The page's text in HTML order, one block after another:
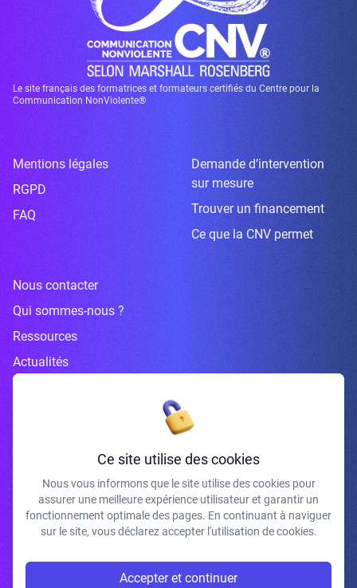
Le site français des formatrices et formateurs certifiés du Centre pour la
Communication NonViolente®
Mentions légales
RGPD
FAQ
Demande d’intervention
sur mesure
Trouver un financement
Ce que la CNV permet
Nous contacter
Qui sommes-nous ?
Ressources
Actualités
Inscrivez-vous à la newsletter
J'accepte de recevoir vos e-mails et confirme avoir pris connaissance de
votre politique de confidentialité et mentions légales.
Ce site utilise des cookies
Nous vous informons que le site utilise des cookies pour
assurer une meilleure expérience utilisateur et garantir un
fonctionnement optimale des pages. En continuant à naviguer
sur le site, vous déclarez accepter l'utilisation de cookies.
Accepter et continuer